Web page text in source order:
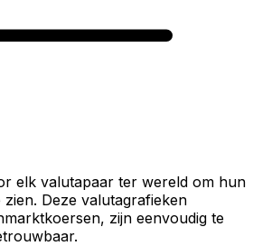
elk valutapaar ter wereld om hun
zien. Deze valutagrafieken
zijn eenvoudig te